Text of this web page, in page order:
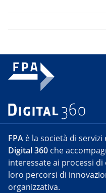
FPA è la società di servizi
Digital 360 che
interessate ai processi
loro percorsi di
organizzativa.